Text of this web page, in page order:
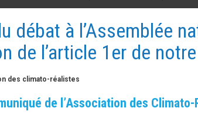
débat à l’Assemblée
de l’article 1er de
des climato-réalistes
de l’Association des